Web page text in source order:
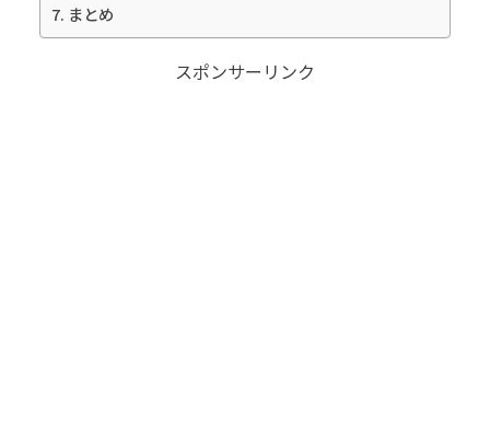
まとめ
スポンサーリンク